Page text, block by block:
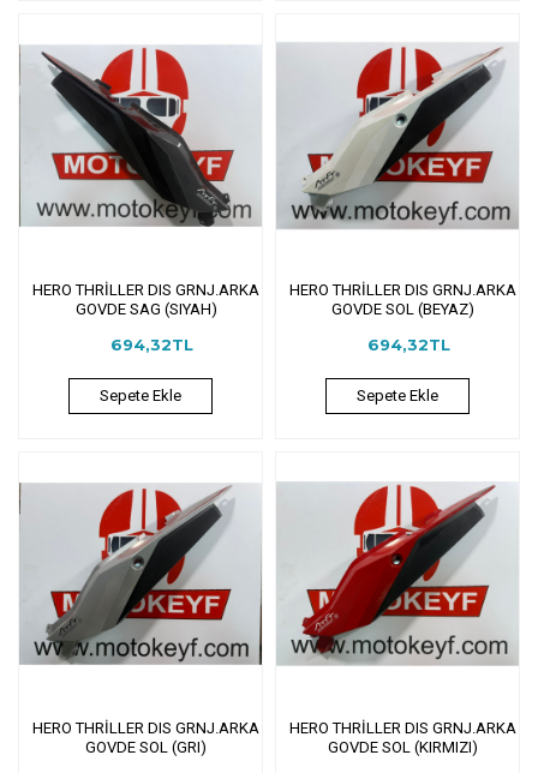
HERO THRİLLER DIS GRNJ.ARKA
GOVDE SAG (SIYAH)
694,32TL
Sepete Ekle
HERO THRİLLER DIS GRNJ.ARKA
GOVDE SOL (BEYAZ)
694,32TL
Sepete Ekle
HERO THRİLLER DIS GRNJ.ARKA
GOVDE SOL (GRI)
HERO THRİLLER DIS GRNJ.ARKA
GOVDE SOL (KIRMIZI)